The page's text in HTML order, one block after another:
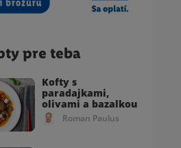
pre teba
Kofty s
paradajkami,
olivami a bazalkou
Roman Paulus